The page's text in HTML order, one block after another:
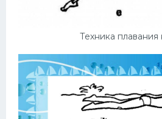
Техника плавания